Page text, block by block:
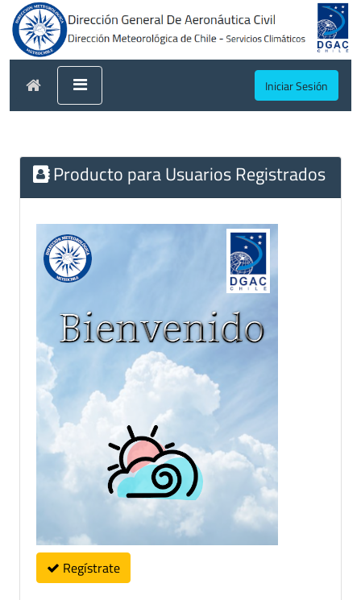
Iniciar Sesión
Producto para Usuarios Registrados
Regístrate